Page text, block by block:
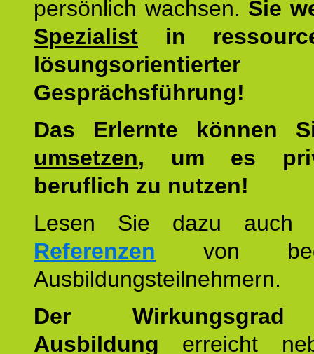
persönlich wachsen. Sie
Spezialist in
lösungsorientierter
Gesprächsführung!
Das Erlernte können
umsetzen, um es
beruflich zu nutzen!
Lesen Sie dazu
Referenzen von
Ausbildungsteilnehmern.
Der
Ausbildung erreicht